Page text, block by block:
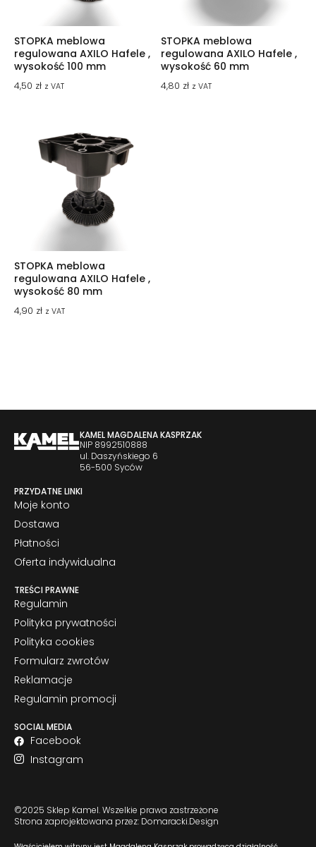
STOPKA meblowa
regulowana AXILO Hafele ,
wysokość 100 mm
4,50 zł z VAT
STOPKA meblowa
regulowana AXILO Hafele ,
wysokość 60 mm
4,80 zł z VAT
STOPKA meblowa
regulowana AXILO Hafele ,
wysokość 80 mm
4,90 zł z VAT
KAMEL MAGDALENA KASPRZAK
NIP 8992510888
ul. Daszyńskiego 6
56-500 Syców
PRZYDATNE LINKI
Moje konto
Dostawa
Płatności
Oferta indywidualna
TREŚCI PRAWNE
Regulamin
Polityka prywatności
Polityka cookies
Formularz zwrotów
Reklamacje
Regulamin promocji
SOCIAL MEDIA
Facebook
Instagram
©2025 Sklep Kamel. Wszelkie prawa zastrzeżone
Strona zaprojektowana przez: Domaracki.Design